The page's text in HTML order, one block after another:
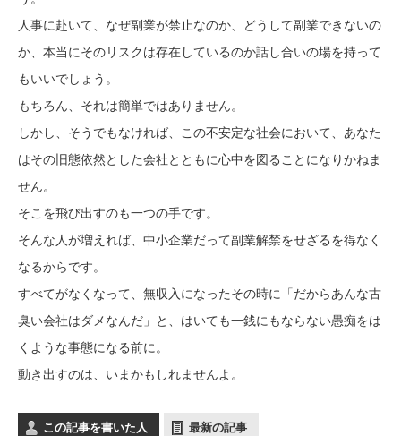
人事に赴いて、なぜ副業が禁止なのか、どうして副業できないの
か、本当にそのリスクは存在しているのか話し合いの場を持って
もいいでしょう。
もちろん、それは簡単ではありません。
しかし、そうでもなければ、この不安定な社会において、あなた
はその旧態依然とした会社とともに心中を図ることになりかねま
せん。
そこを飛び出すのも一つの手です。
そんな人が増えれば、中小企業だって副業解禁をせざるを得なく
なるからです。
すべてがなくなって、無収入になったその時に「だからあんな古
臭い会社はダメなんだ」と、はいても一銭にもならない愚痴をは
くような事態になる前に。
動き出すのは、いまかもしれませんよ。
この記事を書いた人 最新の記事